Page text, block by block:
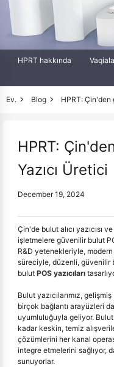
HPRT hakkında
Ev. Blog HPRT: Çin'den
HPRT:
Yazıcı Üretici
December 19, 2024
Çin'de bulut alıcı yazıcısı
işletmelere güvenilir bulut
R&D yetenekleriyle,
süreciyle, düzenli, güvenilir
bulut POS yazıcıları
Bulut yazıcılarımız,
birçok bağlantı arayüzleri
uyumluluğuyla geliyor.
kadar keskin, temiz
çözümlerini her kanal
integre etmelerini sağlıyor,
sunuyorlar.